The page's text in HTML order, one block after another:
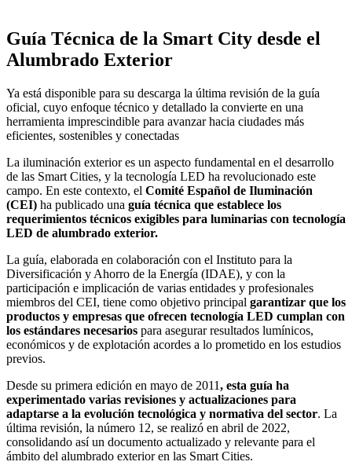
Guía Técnica de la Smart City desde el
Alumbrado Exterior
Ya está disponible para su descarga la última revisión de la guía
oficial, cuyo enfoque técnico y detallado la convierte en una
herramienta imprescindible para avanzar hacia ciudades más
eficientes, sostenibles y conectadas
La iluminación exterior es un aspecto fundamental en el desarrollo
de las Smart Cities, y la tecnología LED ha revolucionado este
campo. En este contexto, el Comité Español de Iluminación
(CEI) ha publicado una guía técnica que establece los
requerimientos técnicos exigibles para luminarias con tecnología
LED de alumbrado exterior.
La guía, elaborada en colaboración con el Instituto para la
Diversificación y Ahorro de la Energía (IDAE), y con la
participación e implicación de varias entidades y profesionales
miembros del CEI, tiene como objetivo principal garantizar que los
productos y empresas que ofrecen tecnología LED cumplan con
los estándares necesarios para asegurar resultados lumínicos,
económicos y de explotación acordes a lo prometido en los estudios
previos.
Desde su primera edición en mayo de 2011, esta guía ha
experimentado varias revisiones y actualizaciones para
adaptarse a la evolución tecnológica y normativa del sector. La
última revisión, la número 12, se realizó en abril de 2022,
consolidando así un documento actualizado y relevante para el
ámbito del alumbrado exterior en las Smart Cities.